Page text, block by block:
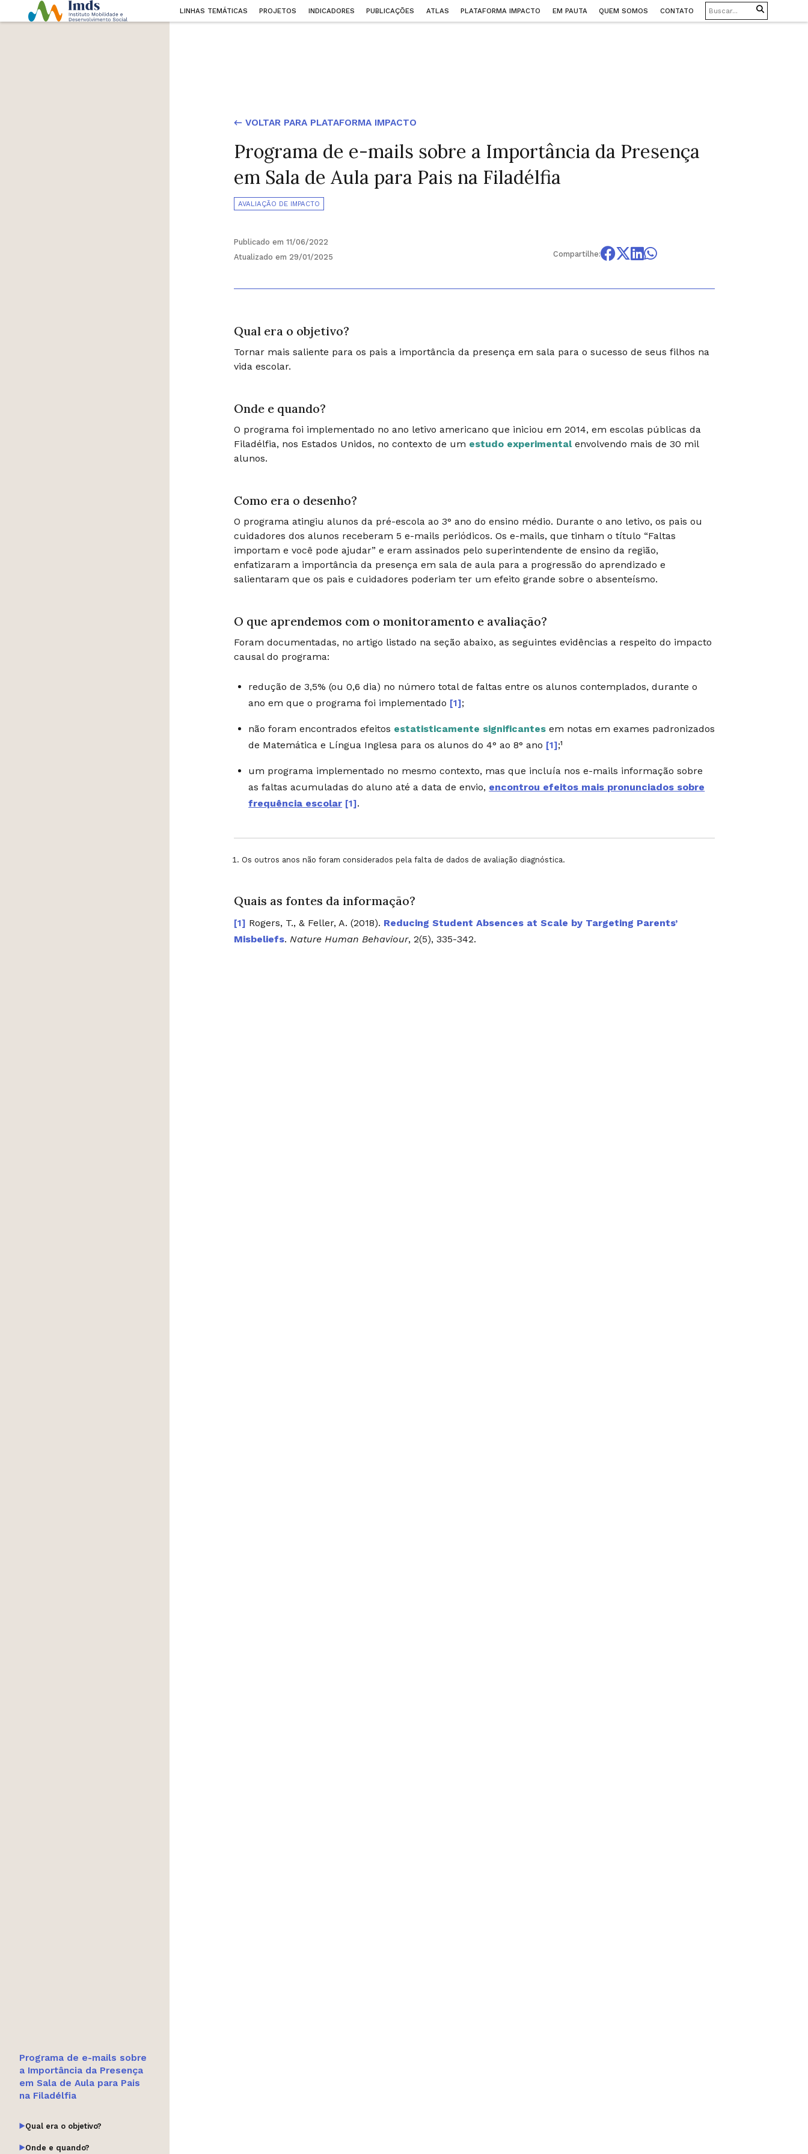
LINHAS TEMÁTICAS PROJETOS INDICADORES PUBLICAÇÕES ATLAS PLATAFORMA IMPACTO EM PAUTA QUEM SOMOS CONTATO
Programa de e-mails sobre
a Importância da Presença
em Sala de Aula para Pais
na Filadélfia
Qual era o objetivo?
Onde e quando?
← VOLTAR PARA PLATAFORMA IMPACTO
Programa de e-mails sobre a Importância da Presença
em Sala de Aula para Pais na Filadélfia
AVALIAÇÃO DE IMPACTO
Publicado em 11/06/2022
Atualizado em 29/01/2025
Compartilhe:
Qual era o objetivo?
Tornar mais saliente para os pais a importância da presença em sala para o sucesso de seus filhos na
vida escolar.
Onde e quando?
O programa foi implementado no ano letivo americano que iniciou em 2014, em escolas públicas da
Filadélfia, nos Estados Unidos, no contexto de um estudo experimentalenvolvendo mais de 30 mil
alunos.
Como era o desenho?
O programa atingiu alunos da pré-escola ao 3° ano do ensino médio. Durante o ano letivo, os pais ou
cuidadores dos alunos receberam 5 e-mails periódicos. Os e-mails, que tinham o título “Faltas
importam e você pode ajudar” e eram assinados pelo superintendente de ensino da região,
enfatizaram a importância da presença em sala de aula para a progressão do aprendizado e
salientaram que os pais e cuidadores poderiam ter um efeito grande sobre o absenteísmo.
O que aprendemos com o monitoramento e avaliação?
Foram documentadas, no artigo listado na seção abaixo, as seguintes evidências a respeito do impacto
causal do programa:
redução de 3,5% (ou 0,6 dia) no número total de faltas entre os alunos contemplados, durante o
ano em que o programa foi implementado [1];
não foram encontrados efeitos estatisticamente significantes em notas em exames padronizados
de Matemática e Língua Inglesa para os alunos do 4° ao 8° ano [1];¹
um programa implementado no mesmo contexto, mas que incluía nos e-mails informação sobre
as faltas acumuladas do aluno até a data de envio, encontrou efeitos mais pronunciados sobre
frequência escolar [1].
Os outros anos não foram considerados pela falta de dados de avaliação diagnóstica.
Quais as fontes da informação?
Rogers, T., & Feller, A. (2018). Reducing Student Absences at Scale by Targeting Parents’
Misbeliefs.Nature Human Behaviour, 2(5), 335-342.